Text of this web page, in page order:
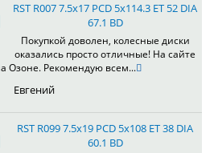
RST R007 7.5x17 PCD 5x114.3 ET 52 DIA
67.1 BD
Покупкой доволен, колесные диски
оказались просто отличные! На сайте
Озоне. Рекомендую всем...
Евгений
RST R099 7.5x19 PCD 5x108 ET 38 DIA
60.1 BD